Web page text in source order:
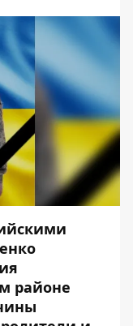
районе